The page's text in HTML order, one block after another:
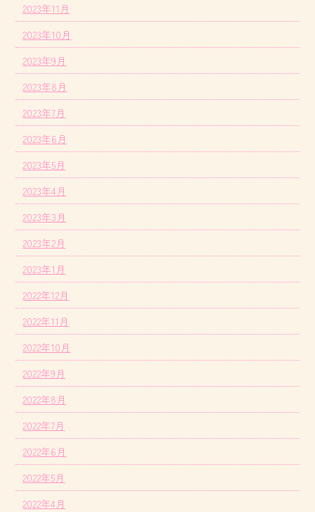
2023年11月
2023年10月
2023年9月
2023年8月
2023年7月
2023年6月
2023年5月
2023年4月
2023年3月
2023年2月
2023年1月
2022年12月
2022年11月
2022年10月
2022年9月
2022年8月
2022年7月
2022年6月
2022年5月
2022年4月